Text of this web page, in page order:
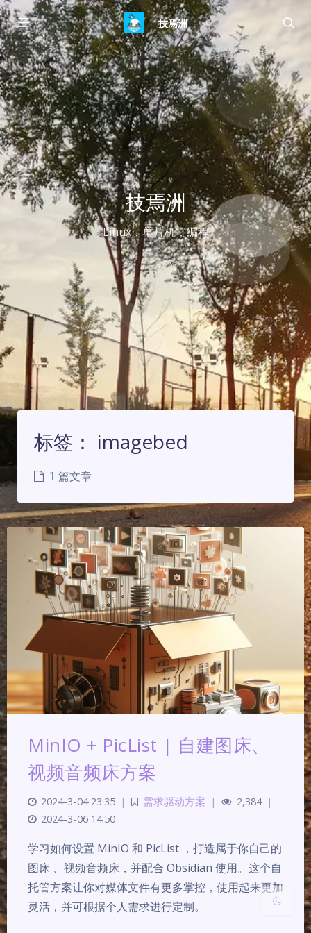
技焉洲
技焉洲
Linux，单片机，编程
夜间模式
浅阴影 深阴影
关闭 日落 暗化 灰度
标签： imagebed
1 篇文章
MinIO + PicList | 自建图床、
视频音频床方案
2024-3-04 23:35 | 需求驱动方案 | 2,384 |
2024-3-06 14:50
学习如何设置 MinIO 和 PicList ，打造属于你自己的
图床 、视频音频床，并配合 Obsidian 使用。这个自
托管方案让你对媒体文件有更多掌控，使用起来更加
灵活，并可根据个人需求进行定制。